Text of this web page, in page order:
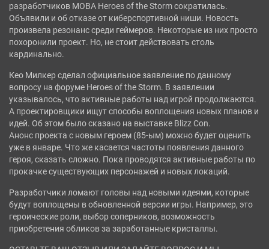
разработчиков MOBA Heroes of the Storm сократилась.
Объявили и об отказе от киберспортивной ниши. Новость
произвела резонанс среди геймеров. Некоторые из них просто
похоронили проект. Но, не стоит действовать столь
кардинально.
Кео Милкер сделал официальное заявление по данному
вопросу на форуме Heroes of the Storm. В заявлении
указывалось, что активные работы над игрой продолжаются.
А проектировщики ищут способы воплощения новых планов и
идей. Об этом было сказано на выставке Blizz Con.
Анонс проекта с новым героем (85-ым) можно будет оценить
уже в январе. Что же касается частоты появления данного
героя, сказать сложно. Пока проводятся активные работы по
прокачке существующих персонажей и новых локаций.
Разработчики ломают головы над новыми идеями, которые
будут воплощены в обновленной версии игры. Например, это
героические роли, выбор соперников, возможность
приобретения обликов за заработанные кристаллы.